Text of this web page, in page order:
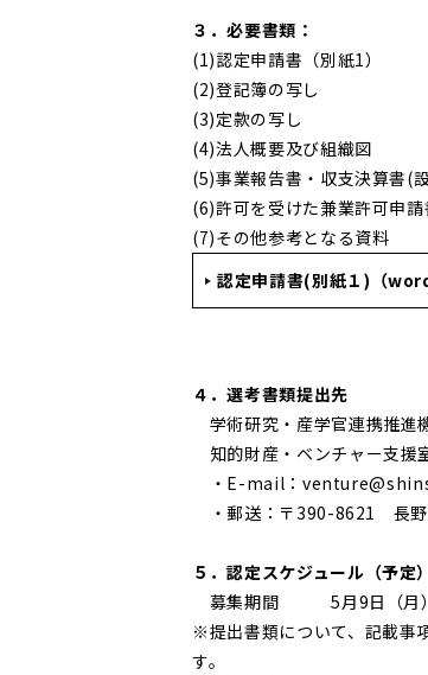
３．必要書類：
(1)認定申請書（別紙1）
(2)登記簿の写し
(3)定款の写し
(4)法人概要及び組織図
(5)事業報告書・収支決算書(
(6)許可を受けた兼業許可申
(7)その他参考となる資料
認定申請書(別紙１)（word
４．選考書類提出先
学術研究・産学官連携推
知的財産・ベンチャー支
・E-mail：
・郵送：〒390-8621 長野
５．認定スケジュール（予定）
募集期間 5月9日（月）
※提出書類について、記載事
す。